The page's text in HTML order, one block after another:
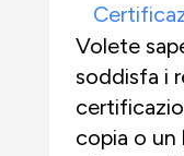
Volete
soddisfa i
copia o un